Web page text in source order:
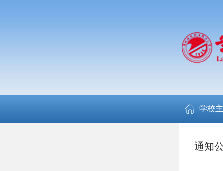
学校
通知